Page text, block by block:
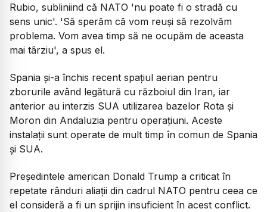
Rubio, subliniind că NATO 'nu poate fi o stradă cu
sens unic'. 'Să sperăm că vom reuși să rezolvăm
problema. Vom avea timp să ne ocupăm de aceasta
mai târziu', a spus el.
Spania și-a închis recent spațiul aerian pentru
zborurile având legătură cu războiul din Iran, iar
anterior au interzis SUA utilizarea bazelor Rota și
Moron din Andaluzia pentru operațiuni. Aceste
instalații sunt operate de mult timp în comun de Spania
și SUA.
Președintele american Donald Trump a criticat în
repetate rânduri aliații din cadrul NATO pentru ceea ce
el consideră a fi un sprijin insuficient în acest conflict.